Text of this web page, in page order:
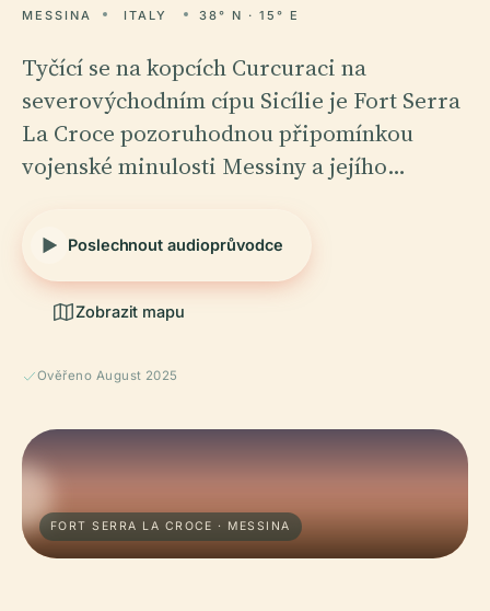
MESSINA ITALY 38° N · 15° E
Tyčící se na kopcích Curcuraci na
severovýchodním cípu Sicílie je Fort Serra
La Croce pozoruhodnou připomínkou
vojenské minulosti Messiny a jejího…
Poslechnout audioprůvodce
Zobrazit mapu
Ověřeno August 2025
FORT SERRA LA CROCE · MESSINA